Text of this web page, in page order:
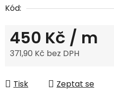
Kód:
450 Kč / m
371,90 Kč bez DPH
Tisk
Zeptat se